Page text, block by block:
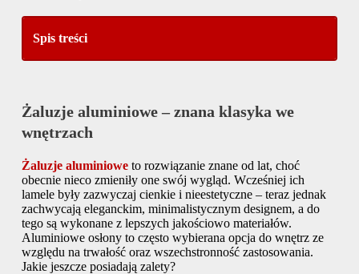
Spis treści
Żaluzje aluminiowe – znana klasyka we
wnętrzach
Żaluzje aluminioweto rozwiązanie znane od lat, choć
obecnie nieco zmieniły one swój wygląd. Wcześniej ich
lamele były zazwyczaj cienkie i nieestetyczne – teraz jednak
zachwycają eleganckim, minimalistycznym designem, a do
tego są wykonane z lepszych jakościowo materiałów.
Aluminiowe osłony to często wybierana opcja do wnętrz ze
względu na trwałość oraz wszechstronność zastosowania.
Jakie jeszcze posiadają zalety?